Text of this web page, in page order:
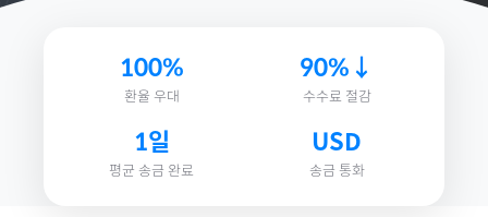
100%
환율 우대
90%↓
수수료 절감
1일
평균 송금 완료
USD
송금 통화